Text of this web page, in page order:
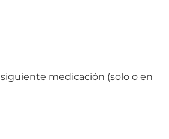
medicación (solo o en